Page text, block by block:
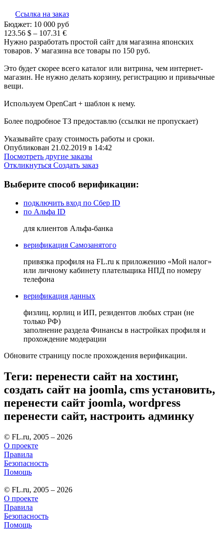
Ссылка на заказ
Бюджет: 10 000 руб
123.56 $ – 107.31 €
Нужно разработать простой сайт для магазина японских
товаров. У магазина все товары по 150 руб.
Это будет скорее всего каталог или витрина, чем интернет-
магазин. Не нужно делать корзину, регистрацию и привычные
вещи.
Используем OpenCart + шаблон к нему.
Более подробное ТЗ предоставлю (ссылки не пропускает)
Указывайте сразу стоимость работы и сроки.
Опубликован 21.02.2019 в 14:42
Посмотреть другие заказы
Откликнуться Создать заказ
Выберите способ верификации:
подключить вход по Сбер ID
по Альфа ID
для клиентов Альфа-банка
верификация Самозанятого
привязка профиля на FL.ru к приложению «Мой налог»
или личному кабинету плательщика НПД по номеру
телефона
верификация данных
физлиц, юрлиц и ИП, резидентов любых стран (не
только РФ)
заполнение раздела Финансы в настройках профиля и
прохождение модерации
Обновите страницу после прохождения верификации.
Теги: перенести сайт на хостинг,
создать сайт на joomla, cms установить,
перенести сайт joomla, wordpress
перенести сайт, настроить админку
© FL.ru, 2005 – 2026
О проекте
Правила
Безопасность
Помощь
© FL.ru, 2005 – 2026
О проекте
Правила
Безопасность
Помощь